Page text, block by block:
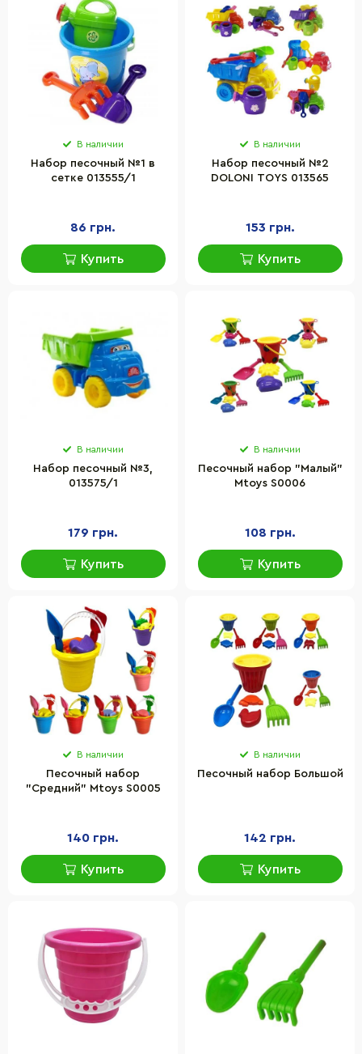
В наличии
Набор песочный №1 в
сетке 013555/1
86 грн.
Купить
В наличии
Набор песочный №2
DOLONI TOYS 013565
153 грн.
Купить
В наличии
Набор песочный №3,
013575/1
179 грн.
Купить
В наличии
Песочный набор "Малый"
Mtoys S0006
108 грн.
Купить
В наличии
Песочный набор
"Средний" Mtoys S0005
140 грн.
Купить
В наличии
Песочный набор Большой
142 грн.
Купить